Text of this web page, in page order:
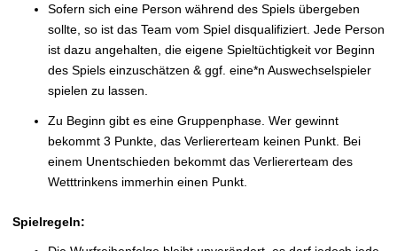
Sofern sich eine Person während des Spiels übergeben
sollte, so ist das Team vom Spiel disqualifiziert. Jede Person
ist dazu angehalten, die eigene Spieltüchtigkeit vor Beginn
des Spiels einzuschätzen & ggf. eine*n Auswechselspieler
spielen zu lassen.
Zu Beginn gibt es eine Gruppenphase. Wer gewinnt
bekommt 3 Punkte, das Verliererteam keinen Punkt. Bei
einem Unentschieden bekommt das Verliererteam des
Wetttrinkens immerhin einen Punkt.
Spielregeln: